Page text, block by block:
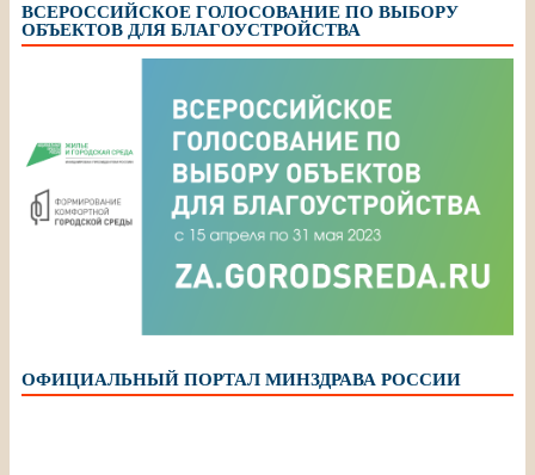
ВСЕРОССИЙСКОЕ ГОЛОСОВАНИЕ ПО ВЫБОРУ
ОБЪЕКТОВ ДЛЯ БЛАГОУСТРОЙСТВА
ОФИЦИАЛЬНЫЙ ПОРТАЛ МИНЗДРАВА РОССИИ